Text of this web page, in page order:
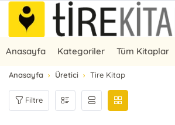
Anasayfa Kategoriler Tüm Kitaplar
Anasayfa Üretici Tire Kitap
Filtre